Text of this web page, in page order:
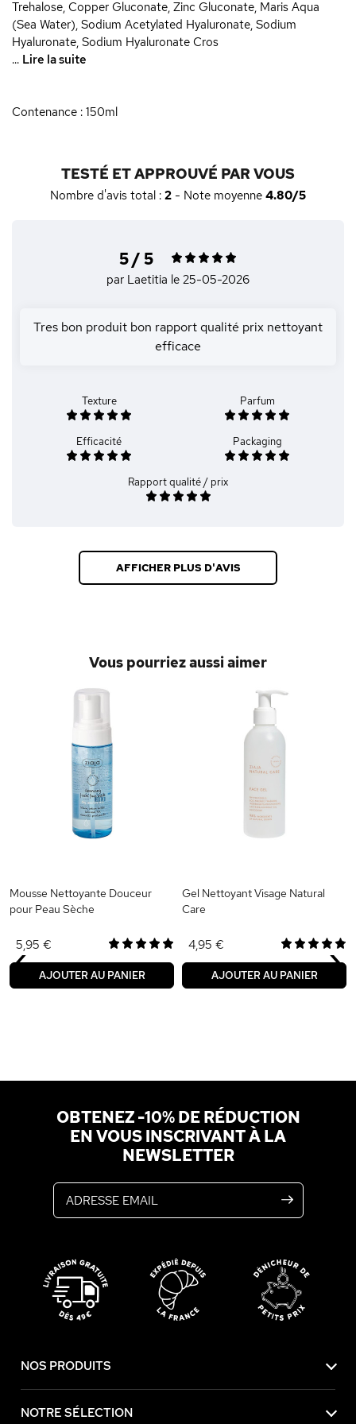
Trehalose, Copper Gluconate, Zinc Gluconate, Maris Aqua
(Sea Water), Sodium Acetylated Hyaluronate, Sodium
Hyaluronate, Sodium Hyaluronate Cros
... Lire la suite
Contenance : 150ml
TESTÉ ET APPROUVÉ PAR VOUS
Nombre d'avis total : 2 - Note moyenne 4.80/5
5 / 5
par Laetitia le 25-05-2026
Tres bon produit bon rapport qualité prix nettoyant
efficace
Texture Parfum
Efficacité Packaging
Rapport qualité / prix
AFFICHER PLUS D'AVIS
Vous pourriez aussi aimer
Mousse Nettoyante Douceur
pour Peau Sèche
5,95 €
AJOUTER AU PANIER
Gel Nettoyant Visage Natural
Care
4,95 €
AJOUTER AU PANIER
‹ ›
OBTENEZ -10% DE RÉDUCTION
EN VOUS INSCRIVANT À LA
NEWSLETTER
NOS PRODUITS
NOTRE SÉLECTION